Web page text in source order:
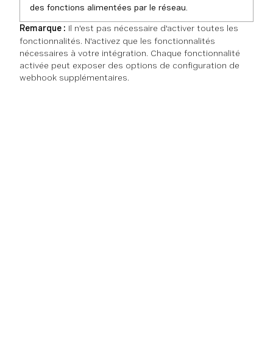
des fonctions alimentées par le réseau.
Remarque : Il n'est pas nécessaire d'activer toutes les
fonctionnalités. N'activez que les fonctionnalités
nécessaires à votre intégration. Chaque fonctionnalité
activée peut exposer des options de configuration de
webhook supplémentaires.